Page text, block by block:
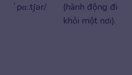
ˈpɑː.tʃər/
(hành động đi
khỏi một nơi).